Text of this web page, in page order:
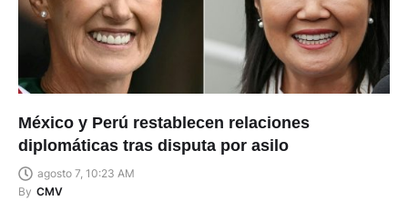
México y Perú restablecen relaciones
diplomáticas tras disputa por asilo
agosto 7, 10:23 AM
By CMV